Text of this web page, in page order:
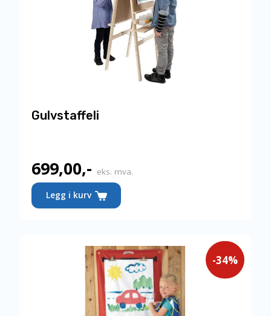
Gulvstaffeli
699,00,- eks. mva.
Legg i kurv
-34%